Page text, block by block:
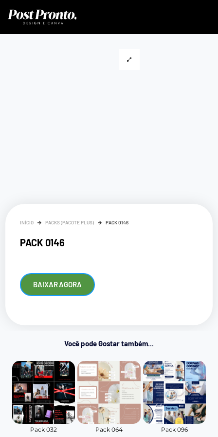
INÍCIO PACKS (PACOTE PLUS) PACK 0146
PACK 0146
BAIXAR AGORA
Você pode Gostar também...
Pack 032 Pack 064 Pack 096